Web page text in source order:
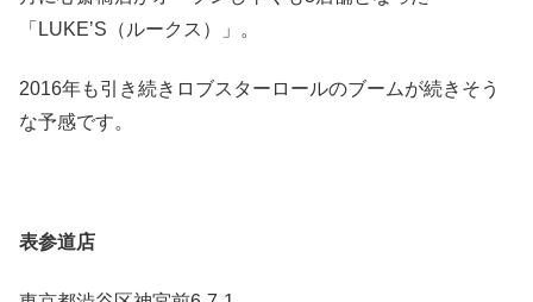
「LUKE’S（ルークス）」。
2016年も引き続きロブスターロールのブームが続きそう
な予感です。
表参道店